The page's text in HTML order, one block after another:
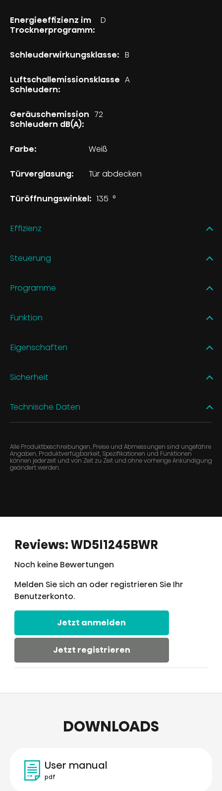
Energieeffizienz im
Trocknerprogramm:
D
Schleuderwirkungsklasse: B
Luftschallemissionsklasse
Schleudern:
A
Geräuschemission
Schleudern dB(A):
72
Farbe: Weiß
Türverglasung: Tür abdecken
Türöffnungswinkel: 135 °
Effizienz
Steuerung
Programme
Funktion
Eigenschaften
Sicherheit
Technische Daten
Alle Produktbeschreibungen, Preise und Abmessungen sind ungefähre
Angaben, Produktverfügbarkeit, Spezifikationen und Funktionen
können jederzeit und von Zeit zu Zeit und ohne vorherige Ankündigung
geändert werden.
Reviews: WD5I1245BWR
Noch keine Bewertungen
Melden Sie sich an oder registrieren Sie Ihr
Benutzerkonto.
Jetzt anmelden
Jetzt registrieren
DOWNLOADS
User manual
pdf